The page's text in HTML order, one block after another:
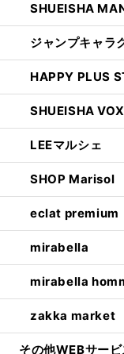
SHUEISHA
ジャンプキャラ
HAPPY PLUS
SHUEISHA VOX
LEEマルシェ
SHOP Marisol
eclat premium
mirabella
mirabella
zakka market
その他WEBサービ